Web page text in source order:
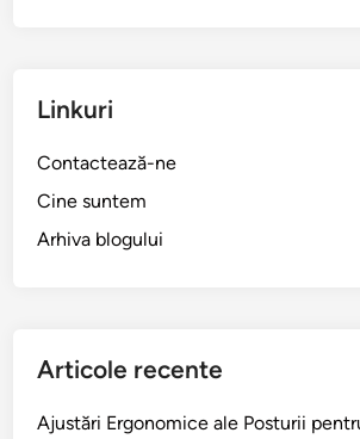
Linkuri
Contactează-ne
Cine suntem
Arhiva blogului
Articole recente
Ajustări Ergonomice ale Posturii